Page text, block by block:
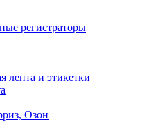
регистраторы
лента и этикетки
Озон